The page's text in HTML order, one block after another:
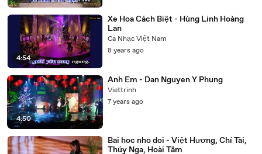
4:54
Xe Hoa Cách Biệt - Hùng Linh Hoàng
Lan
Ca Nhạc Việt Nam
8 years ago
4:50
Anh Em - Dan Nguyen Y Phung
Viettrinh
7 years ago
Bai hoc nho doi - Việt Hương, Chí Tài,
Thúy Nga, Hoài Tâm